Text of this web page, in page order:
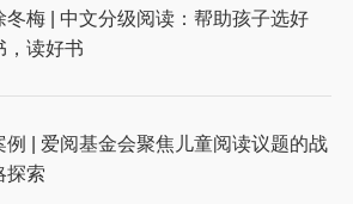
冬梅 | 中文分级阅读：帮助孩子选好
，读好书
例 | 爱阅基金会聚焦儿童阅读议题的战
探索